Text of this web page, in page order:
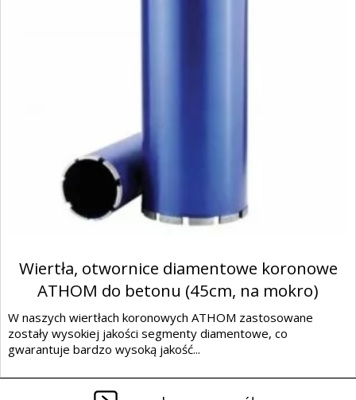
Wiertła, otwornice diamentowe koronowe
ATHOM do betonu (45cm, na mokro)
W naszych wiertłach koronowych ATHOM zastosowane
zostały wysokiej jakości segmenty diamentowe, co
gwarantuje bardzo wysoką jakość...